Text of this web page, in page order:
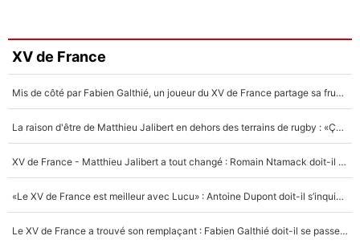
XV de France
Mis de côté par Fabien Galthié, un joueur du XV de France partage sa frustration : «ils ne me l’ont pas dit tout de suite»
La raison d'être de Matthieu Jalibert en dehors des terrains de rugby : «Ça m'atteint autant que si tu touches à un membre de ma famille»
XV de France - Matthieu Jalibert a tout changé : Romain Ntamack doit-il s’inquiéter pour sa place à un an de la Coupe du monde ?
«Le XV de France est meilleur avec Lucu» : Antoine Dupont doit-il s’inquiéter pour sa place ?
Le XV de France a trouvé son remplaçant : Fabien Galthié doit-il se passer d'Antoine Dupont ?